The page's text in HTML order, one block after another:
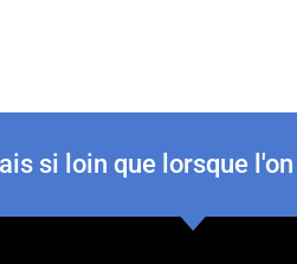
si loin que lorsque